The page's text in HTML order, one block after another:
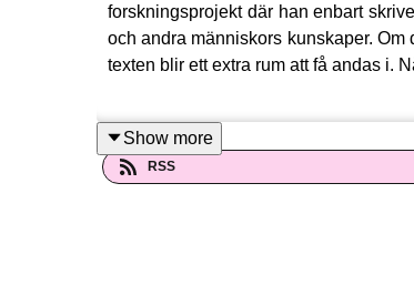
forskningsprojekt där han enbart
och andra människors kunskaper.
texten blir ett extra rum att få andas i.
Klippning: Klara Fridh Pietsch
Show more
RSS